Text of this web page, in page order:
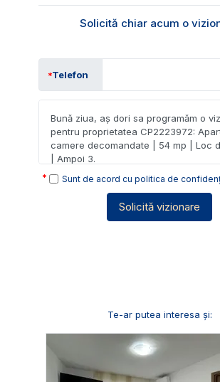
Solicită chiar acum o
Telefon
Sunt de acord cu politica de
Solicită vizionare
Te-ar putea interesa și: